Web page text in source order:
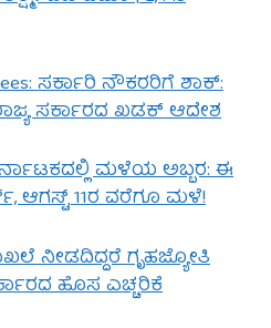
ಸರ್ಕಾರಿ ನೌಕರರಿಗೆ ಶಾಕ್:
ಸರ್ಕಾರದ ಖಡಕ್ ಆದೇಶ
ಕರ್ನಾಟಕದಲ್ಲಿ ಮಳೆಯ ಅಬ್ಬರ: ಈ
ಆಗಸ್ಟ್ 11ರ ವರೆಗೂ ಮಳೆ!
ನೀಡದಿದ್ದರೆ ಗೃಹಜ್ಯೋತಿ
ಹೊಸ ಎಚ್ಚರಿಕೆ